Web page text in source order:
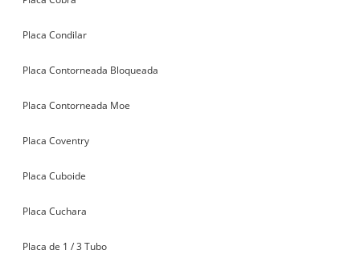
Placa Condilar
Placa Contorneada Bloqueada
Placa Contorneada Moe
Placa Coventry
Placa Cuboide
Placa Cuchara
Placa de 1 / 3 Tubo